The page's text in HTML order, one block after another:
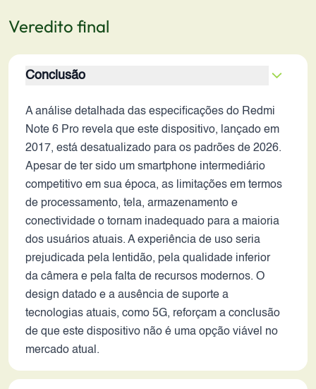
Veredito final
Conclusão
A análise detalhada das especificações do Redmi
Note 6 Pro revela que este dispositivo, lançado em
2017, está desatualizado para os padrões de 2026.
Apesar de ter sido um smartphone intermediário
competitivo em sua época, as limitações em termos
de processamento, tela, armazenamento e
conectividade o tornam inadequado para a maioria
dos usuários atuais. A experiência de uso seria
prejudicada pela lentidão, pela qualidade inferior
da câmera e pela falta de recursos modernos. O
design datado e a ausência de suporte a
tecnologias atuais, como 5G, reforçam a conclusão
de que este dispositivo não é uma opção viável no
mercado atual.